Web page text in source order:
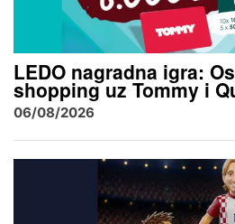
LEDO nagradna igra:
shopping uz Tommy i
06/08/2026